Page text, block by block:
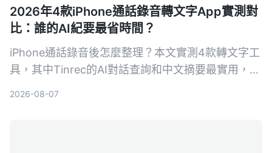
2026年4款iPhone通話錄音轉文字App實測對
比：誰的AI紀要最省時間？
iPhone通話錄音後怎麼整理？本文實測4款轉文字工
具，其中Tinrec的AI對話查詢和中文摘要最實用，適
2026-08-07